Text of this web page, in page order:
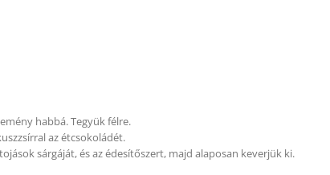
habbá. Tegyük félre.
az étcsokoládét.
sárgáját, és az édesítőszert, majd alaposan keverjük ki.